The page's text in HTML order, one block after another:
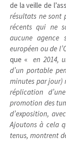
de la veille de
résultats ne sont
récents qui ne
aucune agence
européen ou de
que «en 2014,
d’un portable
minutes par jour)
réplication
promotion des
d’exposition,
Ajoutons à cela
tenus, montrent